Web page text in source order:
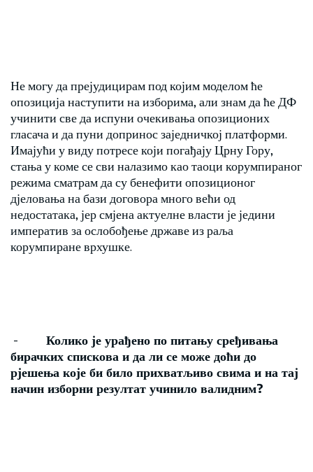
Не могу да прејудицирам под којим моделом ће
опозиција наступити на изборима, али знам да ће ДФ
учинити све да испуни очекивања опозиционих
гласача и да пуни допринос заједничкој платформи.
Имајући у виду потресе који погађају Црну Гору,
стања у коме се сви налазимо као таоци корумпираног
режима сматрам да су бенефити опозиционог
дјеловања на бази договора много већи од
недостатака, јер смјена актуелне власти је једини
императив за ослобођење државе из раља
корумпиране врхушке.
- Колико је урађено по питању сређивања
бирачких спискова и да ли се може доћи до
рјешења које би било прихватљиво свима и на тај
начин изборни резултат учинило валидним?